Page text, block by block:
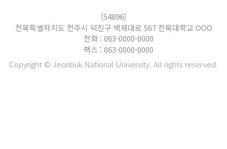
[54896]
전북특별자치도 전주시 덕진구 백제대로 567 전북대학교 OOO
전화 : 063-0000-0000
팩스 : 063-0000-0000
Copyright © Jeonbuk National University. All rights reserved.